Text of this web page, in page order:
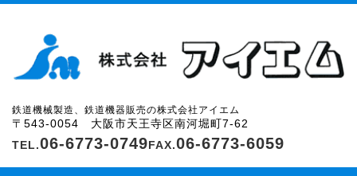
鉄道機械製造、鉄道機器販売の株式会社アイエム
〒543-0054 大阪市天王寺区南河堀町7-62
06-6773-0749 06-6773-6059